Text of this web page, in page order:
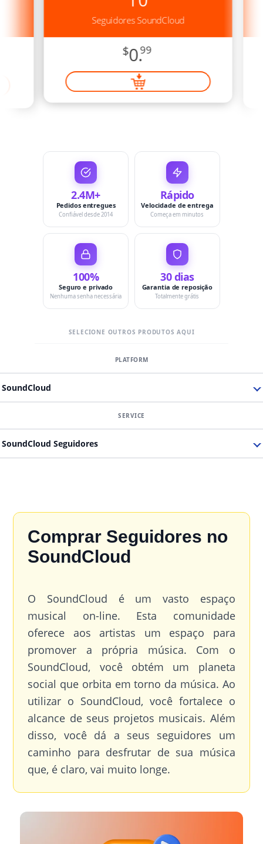
Seguidores SoundCloud
$0.99
2.4M+
Pedidos entregues
Confiável desde 2014
Rápido
Velocidade de entrega
Começa em minutos
100%
Seguro e privado
Nenhuma senha necessária
30 dias
Garantia de reposição
Totalmente grátis
SELECIONE OUTROS PRODUTOS AQUI
SoundCloud
SoundCloud Seguidores
Comprar Seguidores no
SoundCloud
O SoundCloud é um vasto espaço
musical on-line. Esta comunidade
oferece aos artistas um espaço para
promover a própria música. Com o
SoundCloud, você obtém um planeta
social que orbita em torno da música. Ao
utilizar o SoundCloud, você fortalece o
alcance de seus projetos musicais. Além
disso, você dá a seus seguidores um
caminho para desfrutar de sua música
que, é claro, vai muito longe.